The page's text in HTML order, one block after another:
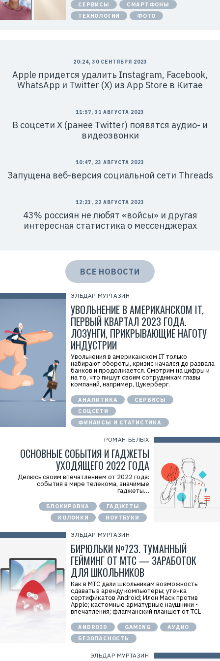
ЭЛЬДАР МУРТАЗИН
УВОЛЬНЕНИЕ В АМЕРИКАНСКОМ IT,
ПЕРВЫЙ КВАРТАЛ 2023 ГОДА.
ЛОЗУНГИ, ПРИКРЫВАЮЩИЕ НАГОТУ
ИНДУСТРИИ
Увольнения в американском IT только
набирают обороты, кризис начался до развала
банков и продолжается. Смотрим на цифры и
на то, что пишут своим сотрудникам главы
компаний, например, Цукерберг.
АНАЛИТИКА
СЕРВИСЫ
СОЦСЕТИ
ФИНАНСЫ И СТАТИСТИКА
РОМАН БЕЛЫХ
ОСНОВНЫЕ СОБЫТИЯ И ГАДЖЕТЫ
УХОДЯЩЕГО 2022 ГОДА
Делюсь своим впечатлением от 2022 года:
события в мире телекома, значимые
гаджеты…
БЛОКИРОВКА
ГАДЖЕТЫ
КОЛОНКИ
НОУТБУКИ
ЭЛЬДАР МУРТАЗИН
БИРЮЛЬКИ №723. ТУМАННЫЙ
ГЕЙМИНГ ОТ МТС — ЗАРАБОТОК
ДЛЯ ШКОЛЬНИКОВ
Как в МТС дали школьникам возможность
сдавать в аренду компьютеры; утечка
сертификатов Android; Илон Маск против
Apple; кастомные арматурные наушники -
впечатления; флагманский планшет от TCL
ANDROID GAMING
АУДИО
БЕЗОПАСНОСТЬ
ЭЛЬДАР МУРТАЗИН
20:24, 30 СЕНТЯБРЯ 2023
Apple придется удалить Instagram, Facebook,
WhatsApp и Twitter (X) из App Store в Китае
11:57, 31 АВГУСТА 2023
В соцсети Х (ранее Twitter) появятся аудио- и
видеозвонки
10:47, 23 АВГУСТА 2023
Запущена веб-версия социальной сети Threads
12:23, 22 АВГУСТА 2023
43% россиян не любят «войсы» и другая
интересная статистика о мессенджерах
ВСЕ НОВОСТИ
п
а
н
й
И
7
1
4
СЕРВИСЫ
СМАРТФОНЫ
ТЕХНОЛОГИИ
ФОТО